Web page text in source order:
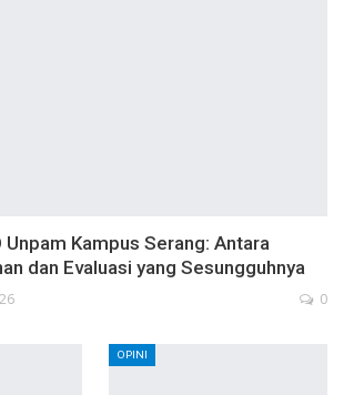
Unpam Kampus Serang: Antara
dan Evaluasi yang Sesungguhnya
0
OPINI